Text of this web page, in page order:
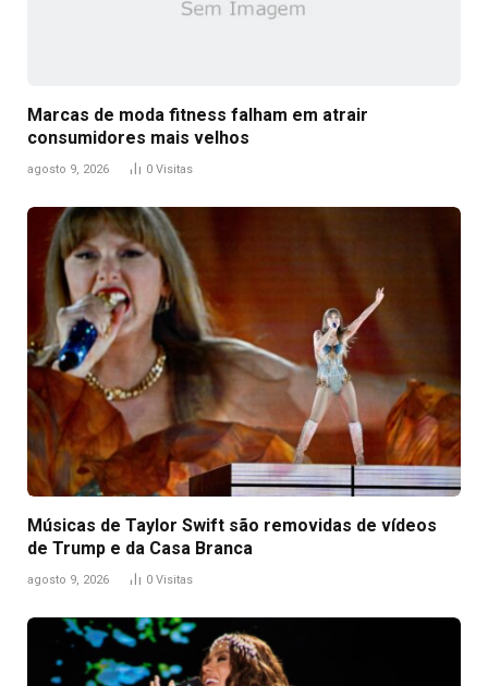
Marcas de moda fitness falham em atrair
consumidores mais velhos
agosto 9, 2026 0 Visitas
Músicas de Taylor Swift são removidas de vídeos
de Trump e da Casa Branca
agosto 9, 2026 0 Visitas